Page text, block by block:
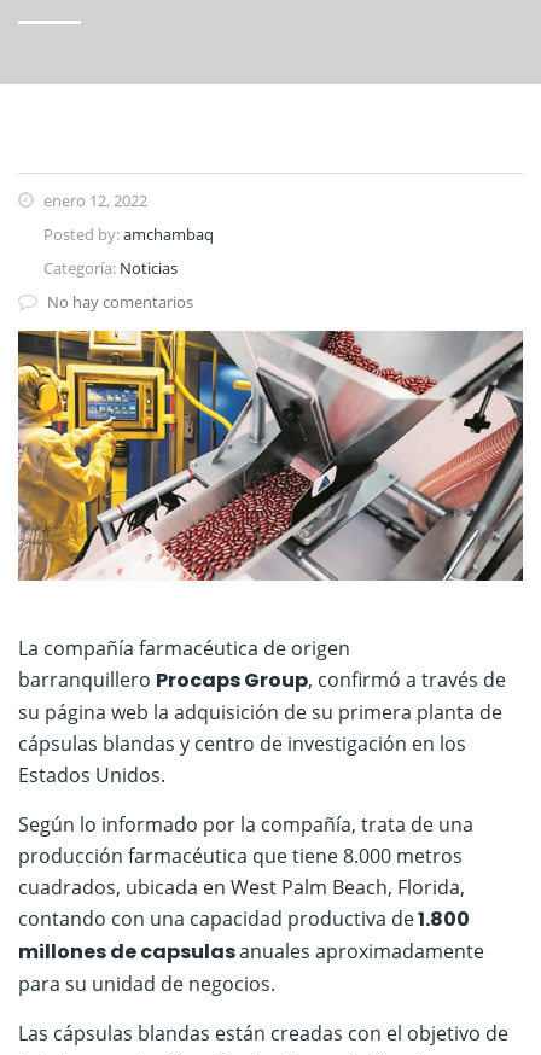
enero 12, 2022
Posted by:amchambaq
Categoría: Noticias
No hay comentarios
La compañía farmacéutica de origen
barranquillero Procaps Group, confirmó a través de
su página web la adquisición de su primera planta de
cápsulas blandas y centro de investigación en los
Estados Unidos.
Según lo informado por la compañía, trata de una
producción farmacéutica que tiene 8.000 metros
cuadrados, ubicada en West Palm Beach, Florida,
contando con una capacidad productiva de1.800
millones de capsulasanuales aproximadamente
para su unidad de negocios.
Las cápsulas blandas están creadas con el objetivo de